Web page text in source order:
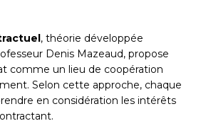
, théorie développée
Denis Mazeaud, propose
comme un lieu de coopération
Selon cette approche, chaque
en considération les intérêts